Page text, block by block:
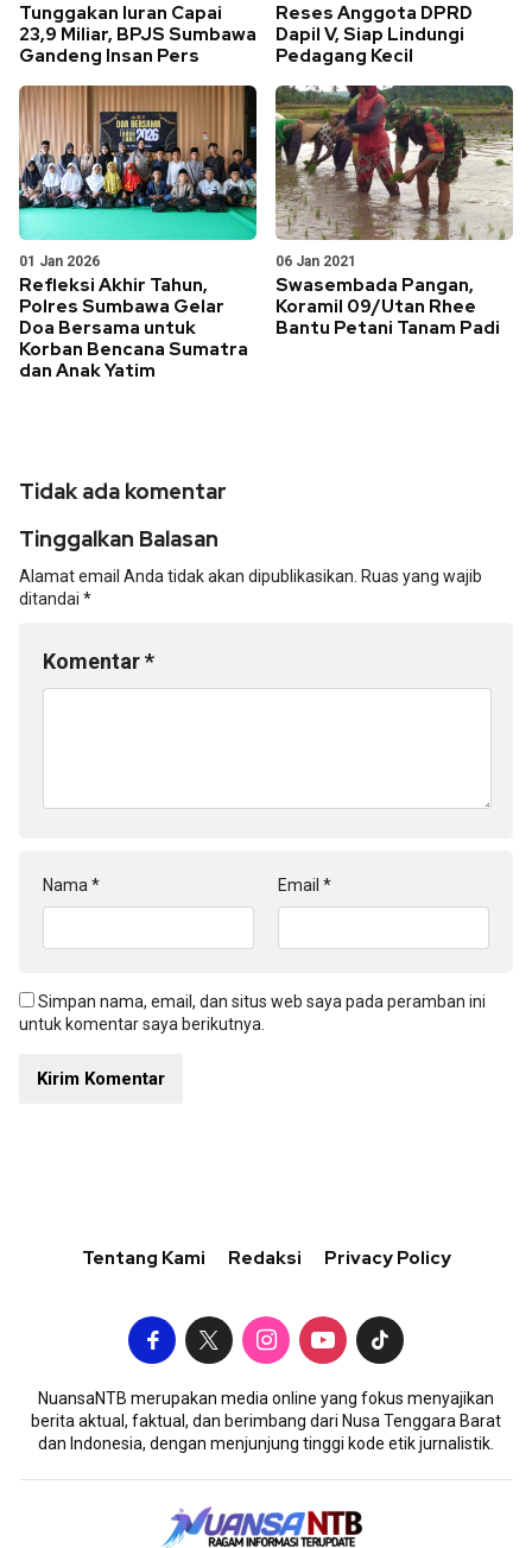
Tunggakan Iuran Capai
23,9 Miliar, BPJS Sumbawa
Gandeng Insan Pers
Reses Anggota DPRD
Dapil V, Siap Lindungi
Pedagang Kecil
01 Jan 2026
Refleksi Akhir Tahun,
Polres Sumbawa Gelar
Doa Bersama untuk
Korban Bencana Sumatra
dan Anak Yatim
06 Jan 2021
Swasembada Pangan,
Koramil 09/Utan Rhee
Bantu Petani Tanam Padi
Tidak ada komentar
Tinggalkan Balasan
Alamat email Anda tidak akan dipublikasikan. Ruas yang wajib
ditandai *
Komentar*
Nama * Email *
Simpan nama, email, dan situs web saya pada peramban ini
untuk komentar saya berikutnya.
Tentang Kami Redaksi Privacy Policy
NuansaNTB merupakan media online yang fokus menyajikan
berita aktual, faktual, dan berimbang dari Nusa Tenggara Barat
dan Indonesia, dengan menjunjung tinggi kode etik jurnalistik.